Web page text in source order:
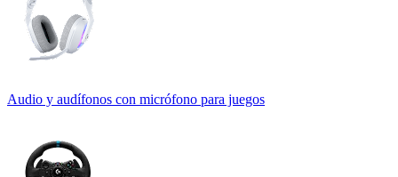
Audio y audífonos con micrófono para juegos